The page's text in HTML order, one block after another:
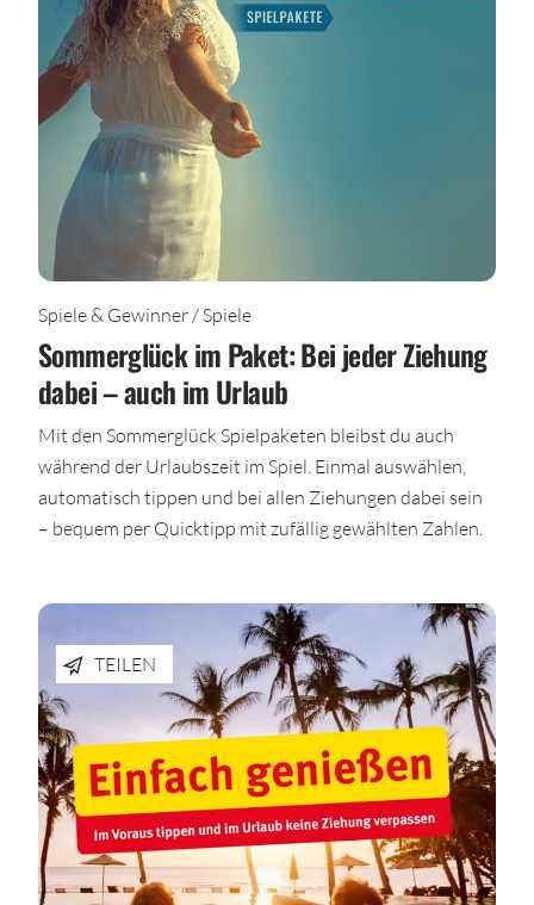
Spiele & Gewinner / Spiele
Sommerglück im Paket: Bei jeder Ziehung
dabei – auch im Urlaub
Mit den Sommerglück Spielpaketen bleibst du auch
während der Urlaubszeit im Spiel. Einmal auswählen,
automatisch tippen und bei allen Ziehungen dabei sein
– bequem per Quicktipp mit zufällig gewählten Zahlen.
TEILEN